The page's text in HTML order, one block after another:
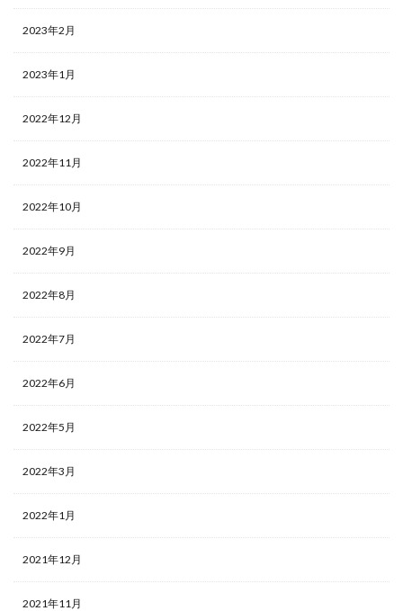
2023年2月
2023年1月
2022年12月
2022年11月
2022年10月
2022年9月
2022年8月
2022年7月
2022年6月
2022年5月
2022年3月
2022年1月
2021年12月
2021年11月